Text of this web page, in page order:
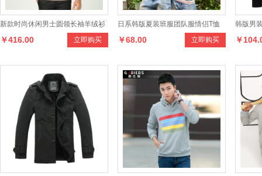
新款时尚休闲男士圆领长袖羊绒衫
立即购买
￥416.00
日系韩版夏装班服团队服情侣T恤
短袖条纹T男女半袖清新全棉T恤潮
立即购买
￥68.00
韩版男
衫 男士
￥